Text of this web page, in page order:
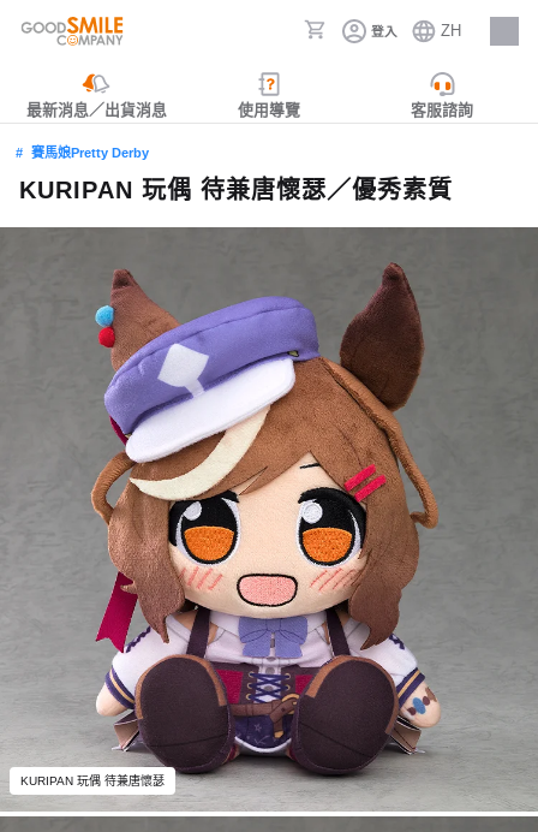
登入 ZH
人才招募
最新消息／出貨消息 使用導覽 客服諮詢
賽馬娘Pretty Derby
KURIPAN 玩偶 待兼唐懷瑟／優秀素質
KURIPAN 玩偶 待兼唐懷瑟